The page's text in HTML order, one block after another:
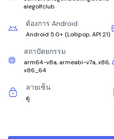
alegolfclub
ต้องการ Android
Android 5.0+ (Lollipop, API 21)
สถาปัตยกรรม
arm64-v8a, armeabi-v7a, x86,
x86_64
ลายเซ็น
ดู